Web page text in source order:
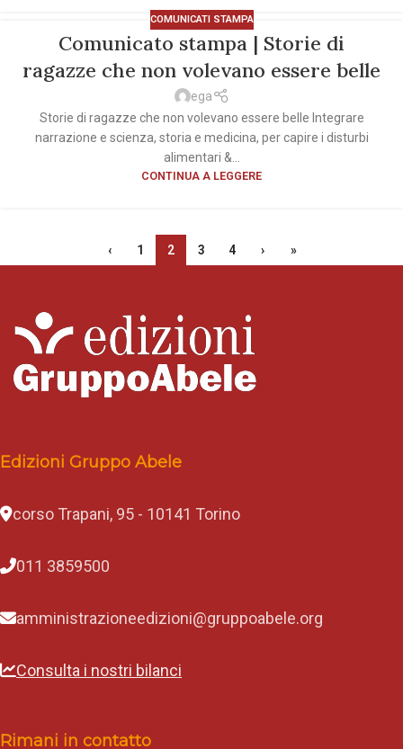
COMUNICATI STAMPA
Comunicato stampa | Storie di
ragazze che non volevano essere belle
ega
Storie di ragazze che non volevano essere belle Integrare
narrazione e scienza, storia e medicina, per capire i disturbi
alimentari &...
CONTINUA A LEGGERE
‹ 1 2 3 4 › »
Edizioni Gruppo Abele
corso Trapani, 95 - 10141 Torino
011 3859500
amministrazioneedizioni@gruppoabele.org
Consulta i nostri bilanci
Rimani in contatto